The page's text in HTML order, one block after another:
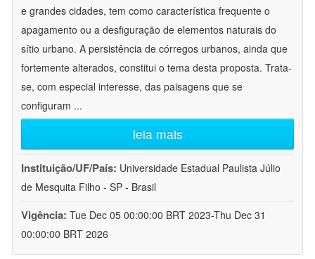
e grandes cidades, tem como característica frequente o
apagamento ou a desfiguração de elementos naturais do
sítio urbano. A persistência de córregos urbanos, ainda que
fortemente alterados, constitui o tema desta proposta. Trata-
se, com especial interesse, das paisagens que se
configuram ...
leia mais
Instituição/UF/País: Universidade Estadual Paulista Júlio
de Mesquita Filho - SP - Brasil
Vigência: Tue Dec 05 00:00:00 BRT 2023-Thu Dec 31
00:00:00 BRT 2026